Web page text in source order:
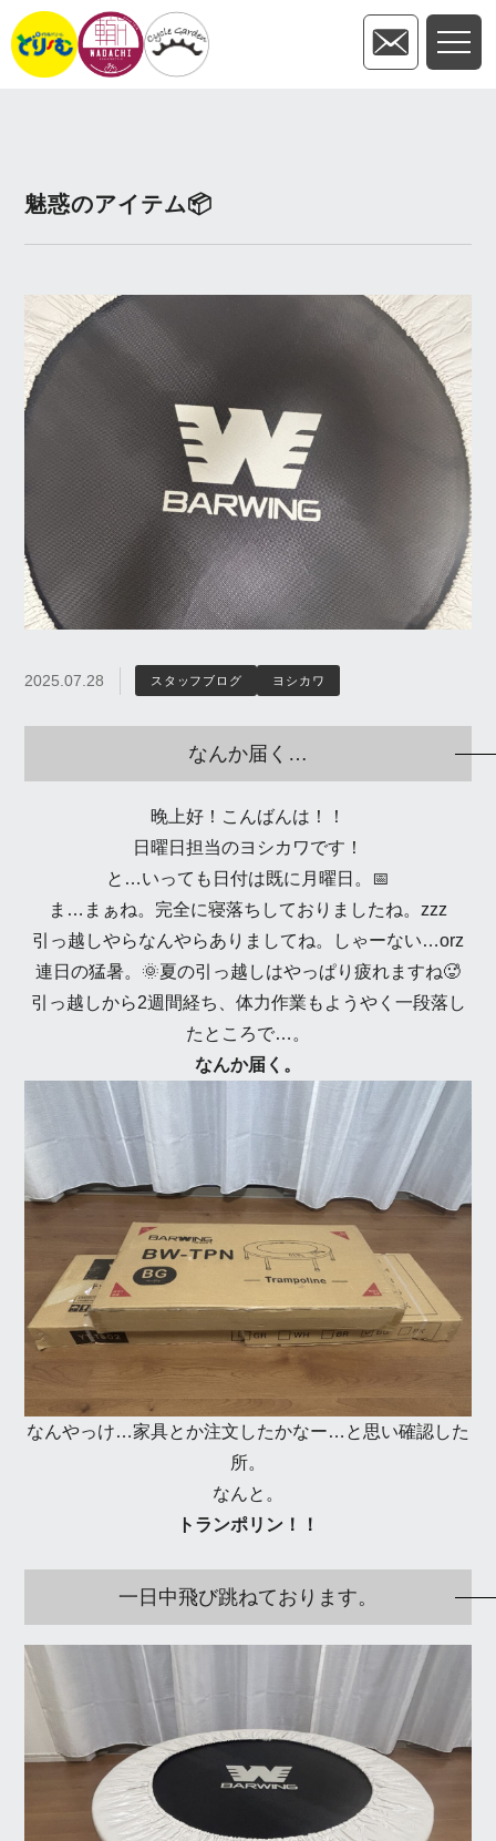
魅惑のアイテム📦
2025.07.28 スタッフブログ ヨシカワ
なんか届く…
晚上好！こんばんは！！
日曜日担当のヨシカワです！
と…いっても日付は既に月曜日。📅
ま…まぁね。完全に寝落ちしておりましたね。zzz
引っ越しやらなんやらありましてね。しゃーない…orz
連日の猛暑。🌞夏の引っ越しはやっぱり疲れますね🥵
引っ越しから2週間経ち、体力作業もようやく一段落し
たところで…。
なんか届く。
なんやっけ…家具とか注文したかなー…と思い確認した
所。
なんと。
トランポリン！！
一日中飛び跳ねております。